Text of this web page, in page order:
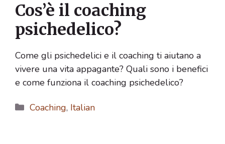
Cos’è il coaching
psichedelico?
Come gli psichedelici e il coaching ti aiutano a
vivere una vita appagante? Quali sono i benefici
e come funziona il coaching psichedelico?
Categorie
Coaching, Italian